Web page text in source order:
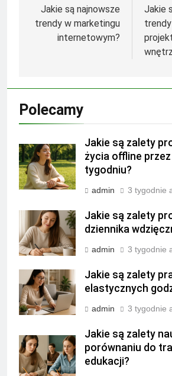
wpisu
Jakie są najnowsze
trendy w marketingu
internetowym?
Jakie
Polecamy
Jakie są zalety
życia offline
tygodniu?
admin 3 tygodnie
Jakie są zalety
dziennika
admin 3 tygodnie
Jakie są zalety
elastycznych
admin 3 tygodnie
Jakie są zalety
porównaniu do
edukacji?